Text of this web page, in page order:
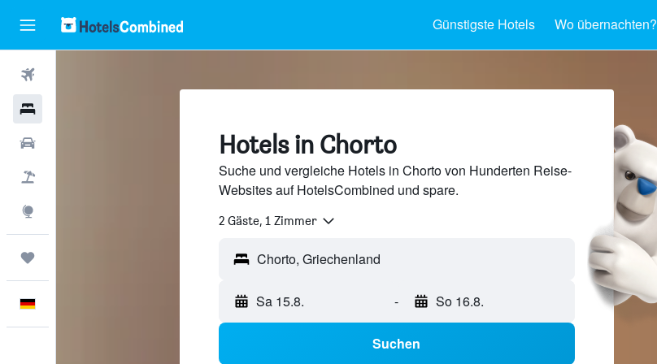
Günstigste Hotels Wo übernachten?
Hotels in Chorto
Suche und vergleiche Hotels in Chorto von Hunderten Reise-
Websites auf HotelsCombined und spare.
2 Gäste, 1 Zimmer
Sa 15.8. - So 16.8.
Suchen